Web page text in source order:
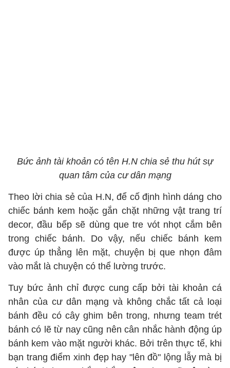
Bức ảnh tài khoản có tên H.N chia sẻ thu hút sự
quan tâm của cư dân mạng
Theo lời chia sẻ của H.N, để cố định hình dáng cho
chiếc bánh kem hoặc gắn chặt những vật trang trí
decor, đầu bếp sẽ dùng que tre vót nhọt cắm bên
trong chiếc bánh. Do vậy, nếu chiếc bánh kem
được úp thẳng lên mặt, chuyện bị que nhọn đâm
vào mắt là chuyện có thể lường trước.
Tuy bức ảnh chỉ được cung cấp bởi tài khoản cá
nhân của cư dân mạng và không chắc tất cả loại
bánh đều có cây ghim bên trong, nhưng team trét
bánh có lẽ từ nay cũng nên cân nhắc hành động úp
bánh kem vào mặt người khác. Bởi trên thực tế, khi
bạn trang điểm xinh đẹp hay "lên đồ" lộng lẫy mà bị